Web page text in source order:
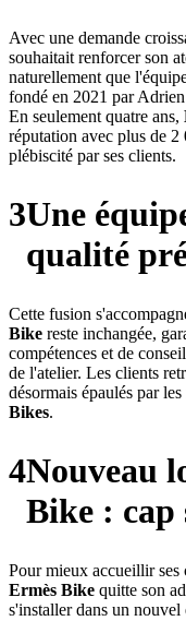
Avec une demande
souhaitait renforcer son
naturellement que
fondé en 2021 par
En seulement quatre ans,
réputation avec plus de 2
plébiscité par ses clients.
3Une
qualité
Cette fusion
Bike reste inchangée,
compétences et de
de l'atelier. Les clients
désormais épaulés par
Bikes.
4Nouveau
Bike : cap
Pour mieux accueillir
Ermès Bike quitte son
s'installer dans un nouvel